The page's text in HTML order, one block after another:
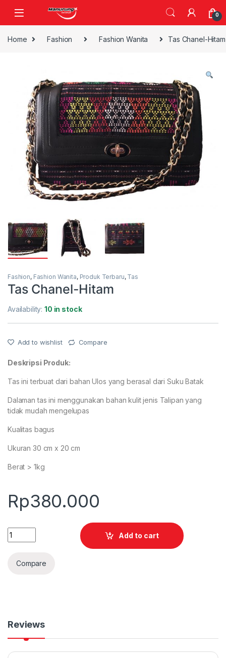
0
Home Fashion Fashion Wanita Tas Chanel-Hitam
Fashion, Fashion Wanita, Produk Terbaru, Tas
Tas Chanel-Hitam
Availability:10 in stock
Add to wishlist Compare
Deskripsi Produk:
Tas ini terbuat dari bahan Ulos yang berasal dari Suku Batak
Dalaman tas ini menggunakan bahan kulit jenis Talipan yang
tidak mudah mengelupas
Kualitas bagus
Ukuran 30 cm x 20 cm
Berat > 1kg
Rp380.000
Quantity
Add to cart
Compare
Reviews